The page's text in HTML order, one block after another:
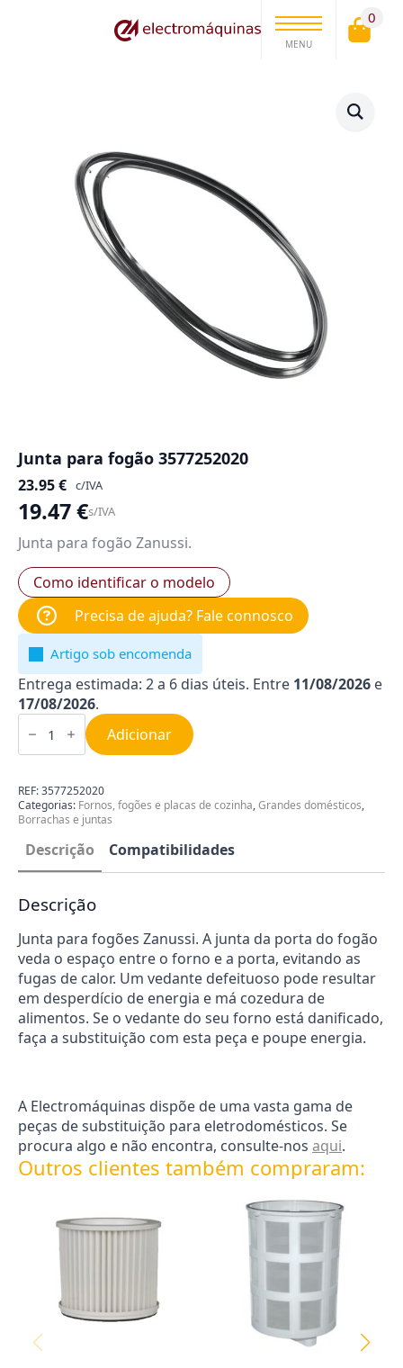
MENU
0
Junta para fogão 3577252020
23.95€ c/IVA
19.47€s/IVA
Junta para fogão Zanussi.
Como identificar o modelo
Precisa de ajuda? Fale connosco
Artigo sob encomenda
Entrega estimada: 2 a 6 dias úteis. Entre 11/08/2026 e
17/08/2026.
Quantidade
de
para
3577252020
Adicionar
REF:3577252020
Categorias: Fornos, fogões e placas de cozinha,Grandes domésticos,
Borrachas e juntas
Descrição Compatibilidades
Descrição
Junta para fogões Zanussi. A junta da porta do fogão
veda o espaço entre o forno e a porta, evitando as
fugas de calor. Um vedante defeituoso pode resultar
em desperdício de energia e má cozedura de
alimentos. Se o vedante do seu forno está danificado,
faça a substituição com esta peça e poupe energia.
A Electromáquinas dispõe de uma vasta gama de
peças de substituição para eletrodomésticos. Se
procura algo e não encontra, consulte-nos aqui.
Outros clientes também compraram: